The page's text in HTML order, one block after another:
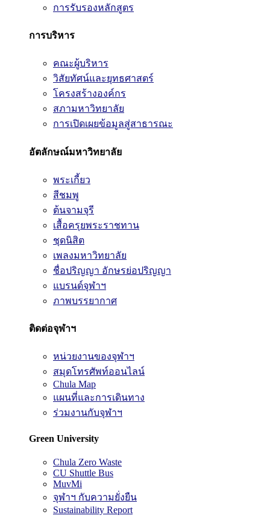
การรับรองหลักสูตร
การบริหาร
คณะผู้บริหาร
วิสัยทัศน์และยุทธศาสตร์
โครงสร้างองค์กร
สภามหาวิทยาลัย
การเปิดเผยข้อมูลสู่สาธารณะ
อัตลักษณ์มหาวิทยาลัย
พระเกี้ยว
สีชมพู
ต้นจามจุรี
เสื้อครุยพระราชทาน
ชุดนิสิต
เพลงมหาวิทยาลัย
ชื่อปริญญา อักษรย่อปริญญา
แบรนด์จุฬาฯ
ภาพบรรยากาศ
ติดต่อจุฬาฯ
หน่วยงานของจุฬาฯ
สมุดโทรศัพท์ออนไลน์
Chula Map
แผนที่และการเดินทาง
ร่วมงานกับจุฬาฯ
Green University
Chula Zero Waste
CU Shuttle Bus
MuvMi
จุฬาฯ กับความยั่งยืน
Sustainability Report